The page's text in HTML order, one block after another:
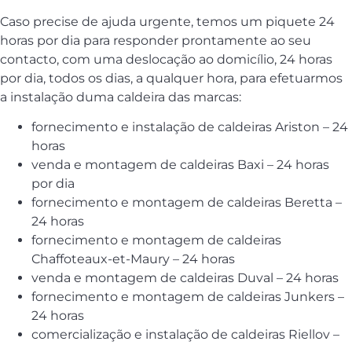
Caso precise de ajuda urgente, temos um piquete 24
horas por dia para responder prontamente ao seu
contacto, com uma deslocação ao domicílio, 24 horas
por dia, todos os dias, a qualquer hora, para efetuarmos
a instalação duma caldeira das marcas:
fornecimento e instalação de caldeiras Ariston – 24
horas
venda e montagem de caldeiras Baxi – 24 horas
por dia
fornecimento e montagem de caldeiras Beretta –
24 horas
fornecimento e montagem de caldeiras
Chaffoteaux-et-Maury – 24 horas
venda e montagem de caldeiras Duval – 24 horas
fornecimento e montagem de caldeiras Junkers –
24 horas
comercialização e instalação de caldeiras Riellov –